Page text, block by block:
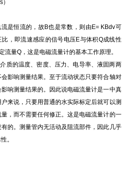
恒流的，故B也是常数，则由E= KBdv可
，即流速感应的信号电压E与体积Q成线性
流量Q，这是电磁流量计的基本工作原理。
的温度、密度、压力、电导率、液固两两
影响测量结果。至于流动状态只要符合轴对
响测量结果的。因此说电磁流量计是一中真
来说，只要用普通的水实际标定后就可以测
，而不需要任何修正。这是电磁流量计的一
的。测量管内无活动及阻流部件，因此几乎
。